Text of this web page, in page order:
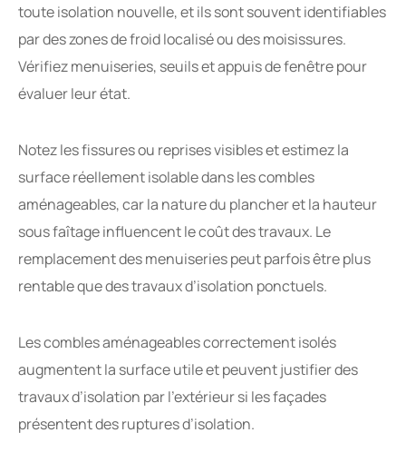
toute isolation nouvelle, et ils sont souvent identifiables
par des zones de froid localisé ou des moisissures.
Vérifiez menuiseries, seuils et appuis de fenêtre pour
évaluer leur état.
Notez les fissures ou reprises visibles et estimez la
surface réellement isolable dans les combles
aménageables, car la nature du plancher et la hauteur
sous faîtage influencent le coût des travaux. Le
remplacement des menuiseries peut parfois être plus
rentable que des travaux d’isolation ponctuels.
Les combles aménageables correctement isolés
augmentent la surface utile et peuvent justifier des
travaux d’isolation par l’extérieur si les façades
présentent des ruptures d’isolation.